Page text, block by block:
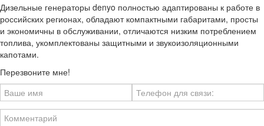
Дизельные генераторы denyo полностью адаптированы к работе в
российских регионах, обладают компактными габаритами, просты
и экономичны в обслуживании, отличаются низким потреблением
топлива, укомплектованы защитными и звукоизоляционными
капотами.
Перезвоните мне!